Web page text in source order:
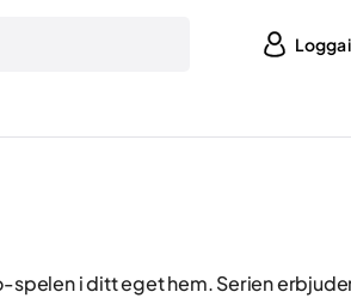
Logga
i ditt eget hem. Serien